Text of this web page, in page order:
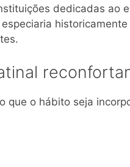
dedicadas ao
que o hábito seja